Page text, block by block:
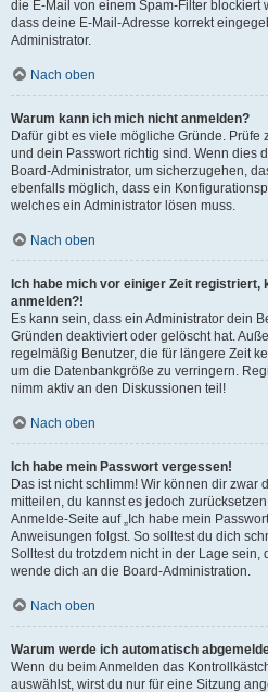
die E-Mail von einem Spam-Filter blockiert
dass deine E-Mail-Adresse korrekt
Administrator.
Nach oben
Warum kann ich mich nicht anmelden?
Dafür gibt es viele mögliche Gründe. Prüfe
und dein Passwort richtig sind. Wenn dies
Board-Administrator, um sicherzugehen,
ebenfalls möglich, dass ein
welches ein Administrator lösen muss.
Nach oben
Ich habe mich vor einiger Zeit registriert,
anmelden?!
Es kann sein, dass ein Administrator dein
Gründen deaktiviert oder gelöscht hat.
regelmäßig Benutzer, die für längere Zeit
um die Datenbankgröße zu verringern.
nimm aktiv an den Diskussionen teil!
Nach oben
Ich habe mein Passwort vergessen!
Das ist nicht schlimm! Wir können dir zwar
mitteilen, du kannst es jedoch
Anmelde-Seite auf „Ich habe mein
Anweisungen folgst. So solltest du dich
Solltest du trotzdem nicht in der Lage sein,
wende dich an die Board-Administration.
Nach oben
Warum werde ich automatisch
Wenn du beim Anmelden das
auswählst, wirst du nur für eine Sitzung